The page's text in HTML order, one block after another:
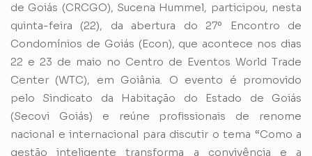
de Goiás (CRCGO), Sucena Hummel, participou, nesta
quinta-feira (22), da abertura do 27º Encontro de
Condomínios de Goiás (Econ), que acontece nos dias
22 e 23 de maio no Centro de Eventos World Trade
Center (WTC), em Goiânia. O evento é promovido
pelo Sindicato da Habitação do Estado de Goiás
(Secovi Goiás) e reúne profissionais de renome
nacional e internacional para discutir o tema “Como a
gestão inteligente transforma a convivência e a